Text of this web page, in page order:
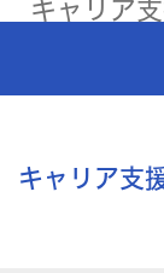
キャリア
キャリア支